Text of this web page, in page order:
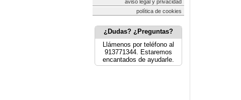
aviso legal y privacidad
política de cookies
¿Dudas? ¿Preguntas?
Llámenos por teléfono al
913771344. Estaremos
encantados de ayudarle.